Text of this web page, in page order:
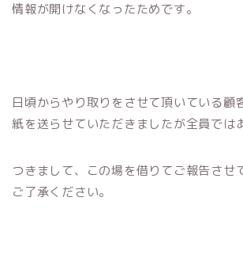
情報が開けなくなったためです。
日頃からやり取りをさせて頂いている顧
紙を送らせていただきましたが全員では
つきまして、この場を借りてご報告させ
ご了承ください。